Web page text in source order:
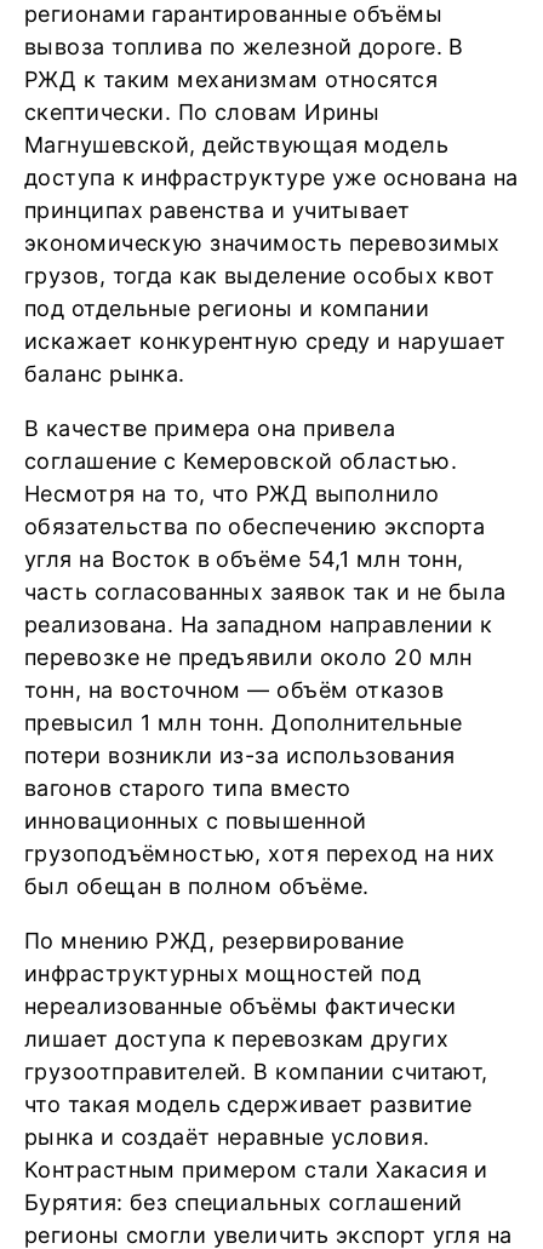
регионами гарантированные объёмы
вывоза топлива по железной дороге. В
РЖД к таким механизмам относятся
скептически. По словам Ирины
Магнушевской, действующая модель
доступа к инфраструктуре уже основана на
принципах равенства и учитывает
экономическую значимость перевозимых
грузов, тогда как выделение особых квот
под отдельные регионы и компании
искажает конкурентную среду и нарушает
баланс рынка.
В качестве примера она привела
соглашение с Кемеровской областью.
Несмотря на то, что РЖД выполнило
обязательства по обеспечению экспорта
угля на Восток в объёме 54,1 млн тонн,
часть согласованных заявок так и не была
реализована. На западном направлении к
перевозке не предъявили около 20 млн
тонн, на восточном — объём отказов
превысил 1 млн тонн. Дополнительные
потери возникли из-за использования
вагонов старого типа вместо
инновационных с повышенной
грузоподъёмностью, хотя переход на них
был обещан в полном объёме.
По мнению РЖД, резервирование
инфраструктурных мощностей под
нереализованные объёмы фактически
лишает доступа к перевозкам других
грузоотправителей. В компании считают,
что такая модель сдерживает развитие
рынка и создаёт неравные условия.
Контрастным примером стали Хакасия и
Бурятия: без специальных соглашений
регионы смогли увеличить экспорт угля на